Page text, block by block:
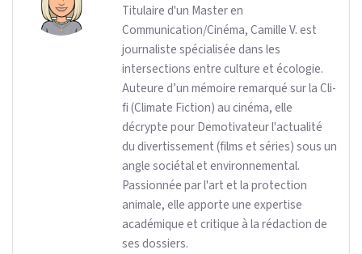
Titulaire d'un Master en
Communication/Cinéma, Camille V. est
journaliste spécialisée dans les
intersections entre culture et écologie.
Auteure d’un mémoire remarqué sur la Cli-
fi (Climate Fiction) au cinéma, elle
décrypte pour Demotivateur l'actualité
du divertissement (films et séries) sous un
angle sociétal et environnemental.
Passionnée par l'art et la protection
animale, elle apporte une expertise
académique et critique à la rédaction de
ses dossiers.